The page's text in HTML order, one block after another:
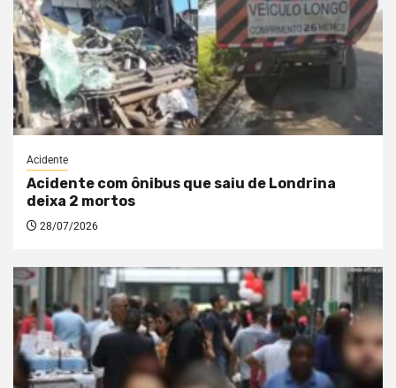
Acidente
Acidente com ônibus que saiu de Londrina
deixa 2 mortos
28/07/2026